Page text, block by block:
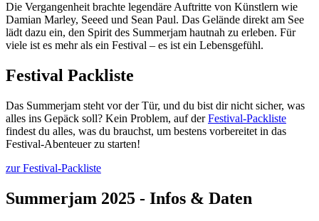
Die Vergangenheit brachte legendäre Auftritte von Künstlern wie
Damian Marley, Seeed und Sean Paul. Das Gelände direkt am See
lädt dazu ein, den Spirit des Summerjam hautnah zu erleben. Für
viele ist es mehr als ein Festival – es ist ein Lebensgefühl.
Festival Packliste
Das Summerjam steht vor der Tür, und du bist dir nicht sicher, was
alles ins Gepäck soll? Kein Problem, auf derFestival-Packliste
findest du alles, was du brauchst, um bestens vorbereitet in das
Festival-Abenteuer zu starten!
zur Festival-Packliste
Summerjam 2025 - Infos & Daten